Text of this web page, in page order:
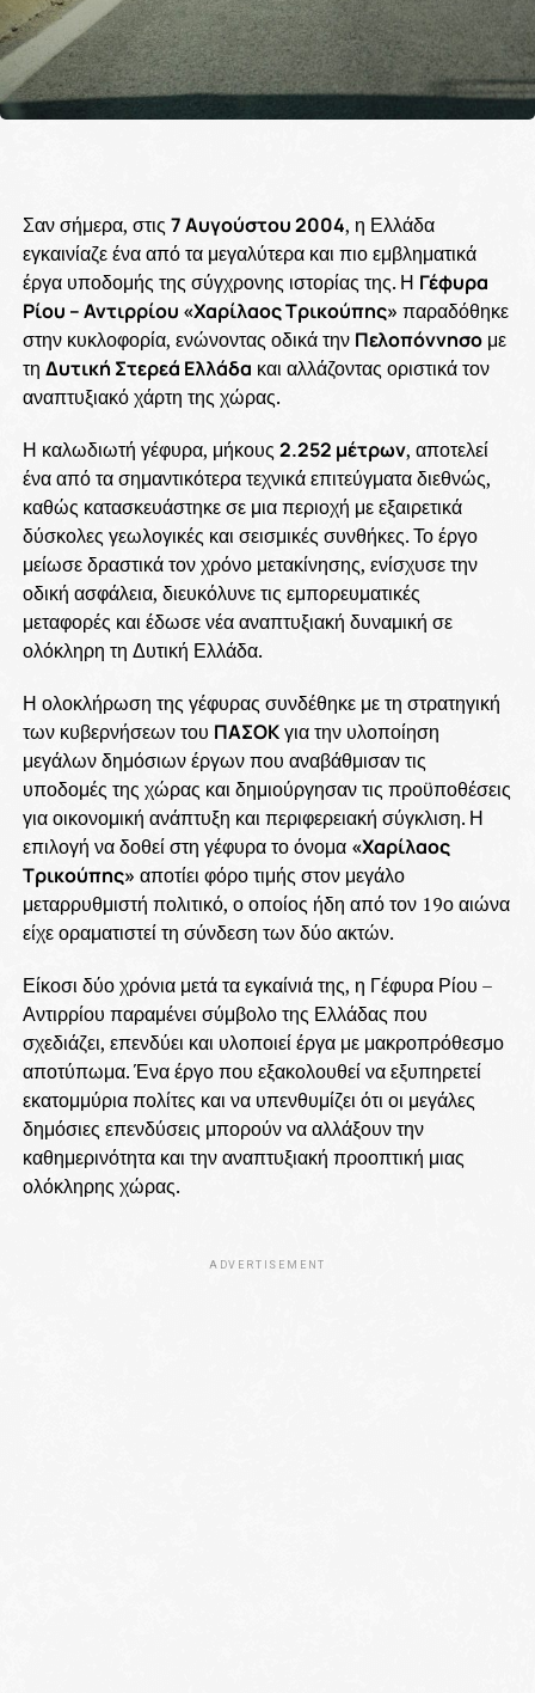
Σαν σήμερα, στις 7 Αυγούστου 2004, η Ελλάδα
εγκαινίαζε ένα από τα μεγαλύτερα και πιο εμβληματικά
έργα υποδομής της σύγχρονης ιστορίας της. Η Γέφυρα
Ρίου – Αντιρρίου «Χαρίλαος Τρικούπης» παραδόθηκε
στην κυκλοφορία, ενώνοντας οδικά την Πελοπόννησομε
τη Δυτική Στερεά Ελλάδα και αλλάζοντας οριστικά τον
αναπτυξιακό χάρτη της χώρας.
Η καλωδιωτή γέφυρα, μήκους 2.252 μέτρων, αποτελεί
ένα από τα σημαντικότερα τεχνικά επιτεύγματα διεθνώς,
καθώς κατασκευάστηκε σε μια περιοχή με εξαιρετικά
δύσκολες γεωλογικές και σεισμικές συνθήκες. Το έργο
μείωσε δραστικά τον χρόνο μετακίνησης, ενίσχυσε την
οδική ασφάλεια, διευκόλυνε τις εμπορευματικές
μεταφορές και έδωσε νέα αναπτυξιακή δυναμική σε
ολόκληρη τη Δυτική Ελλάδα.
Η ολοκλήρωση της γέφυρας συνδέθηκε με τη στρατηγική
των κυβερνήσεων του ΠΑΣΟΚγια την υλοποίηση
μεγάλων δημόσιων έργων που αναβάθμισαν τις
υποδομές της χώρας και δημιούργησαν τις προϋποθέσεις
για οικονομική ανάπτυξη και περιφερειακή σύγκλιση. Η
επιλογή να δοθεί στη γέφυρα το όνομα «Χαρίλαος
Τρικούπης» αποτίει φόρο τιμής στον μεγάλο
μεταρρυθμιστή πολιτικό, ο οποίος ήδη από τον 19ο αιώνα
είχε οραματιστεί τη σύνδεση των δύο ακτών.
Είκοσι δύο χρόνια μετά τα εγκαίνιά της, η Γέφυρα Ρίου –
Αντιρρίου παραμένει σύμβολο της Ελλάδας που
σχεδιάζει, επενδύει και υλοποιεί έργα με μακροπρόθεσμο
αποτύπωμα. Ένα έργο που εξακολουθεί να εξυπηρετεί
εκατομμύρια πολίτες και να υπενθυμίζει ότι οι μεγάλες
δημόσιες επενδύσεις μπορούν να αλλάξουν την
καθημερινότητα και την αναπτυξιακή προοπτική μιας
ολόκληρης χώρας.
ADVERTISEMENT